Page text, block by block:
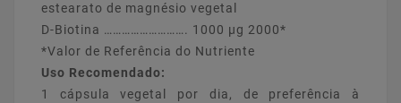
estearato de magnésio vegetal
D-Biotina ………………………. 1000 µg 2000*
*Valor de Referência do Nutriente
Uso Recomendado:
1 cápsula vegetal por dia, de preferência à